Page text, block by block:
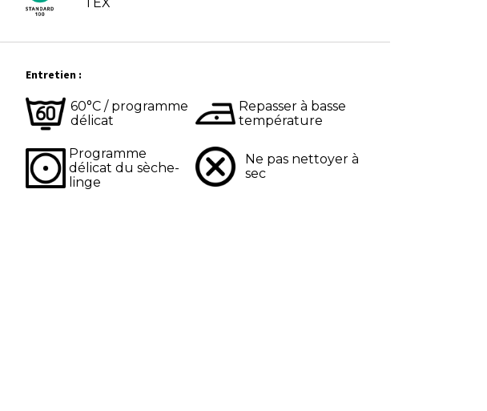
Entretien :
60°C / programme
délicat
Repasser à basse
température
Programme
délicat du sèche-
linge
Ne pas nettoyer à
sec